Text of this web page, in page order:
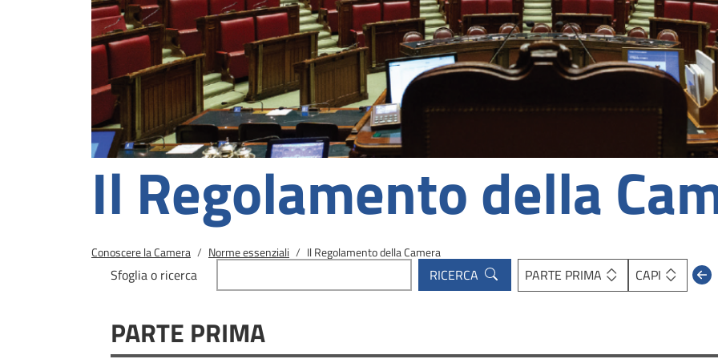
Il Regolamento della
Briciole di pane
Conoscere la Camera Norme essenziali Il Regolamento della Camera
Sfoglia o ricerca PARTE PRIMA CAPI
PARTE PRIMA